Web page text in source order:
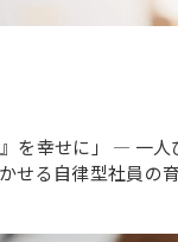
』を幸せに」 ― 一
せる自律型社員の